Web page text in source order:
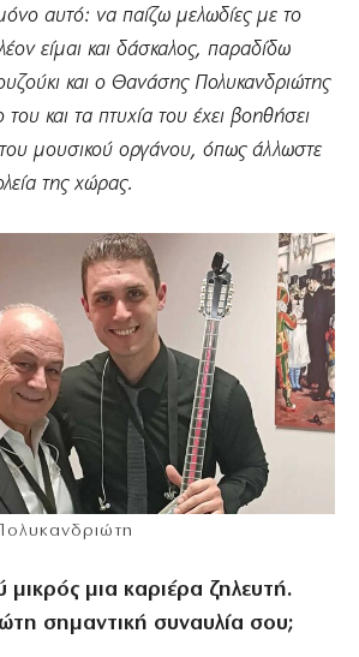
αυτό: να παίζω μελωδίες με το
είμαι και δάσκαλος, παραδίδω
και ο Θανάσης Πολυκανδριώτης
και τα πτυχία του έχει βοηθήσει
του μουσικού οργάνου, όπως άλλωστε
της χώρας.
μικρός μια καριέρα ζηλευτή.
σημαντική συναυλία σου;